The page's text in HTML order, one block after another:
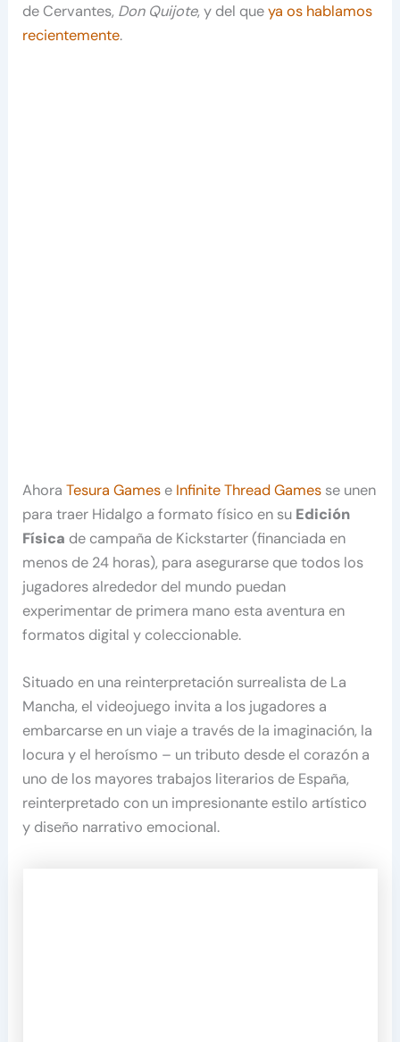
de Cervantes, Don Quijote, y del queya os hablamos
recientemente.
AhoraTesura Games e Infinite Thread Games se unen
para traer Hidalgo a formato físico en su Edición
Física de campaña de Kickstarter (financiada en
menos de 24 horas), para asegurarse que todos los
jugadores alrededor del mundo puedan
experimentar de primera mano esta aventura en
formatos digital y coleccionable.
Situado en una reinterpretación surrealista de La
Mancha, el videojuego invita a los jugadores a
embarcarse en un viaje a través de la imaginación, la
locura y el heroísmo – un tributo desde el corazón a
uno de los mayores trabajos literarios de España,
reinterpretado con un impresionante estilo artístico
y diseño narrativo emocional.